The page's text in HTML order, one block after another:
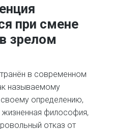
при смене
зрелом
в современном
называемому
определению,
философия,
отказ от